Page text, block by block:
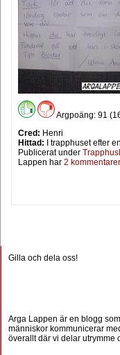
Argpoäng: 91
Cred: Henri
Hittad: I trapphuset efter
Publicerat under
Lappen har 2 kommentarer
Gilla och dela oss!
Arga Lappen är en blogg
människor kommunicerar
överallt där vi delar utrymme